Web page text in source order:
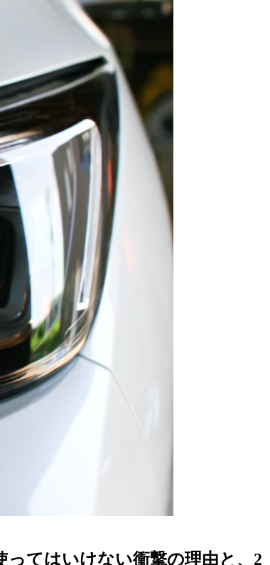
ってはいけない衝撃の理由と、2